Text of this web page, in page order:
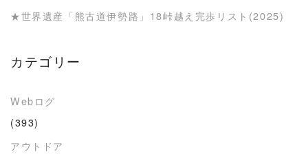
★世界遺産「熊古道伊勢路」18峠越え完歩リスト(2025)
カテゴリー
Webログ
(393)
アウトドア